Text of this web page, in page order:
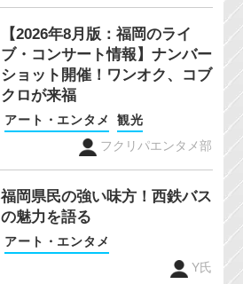
【2026年8月版：福岡のライ
ブ・コンサート情報】ナンバー
ショット開催！ワンオク、コブ
クロが来福
アート・エンタメ
観光
フクリパエンタメ部
福岡県民の強い味方！西鉄バス
の魅力を語る
アート・エンタメ
Y氏